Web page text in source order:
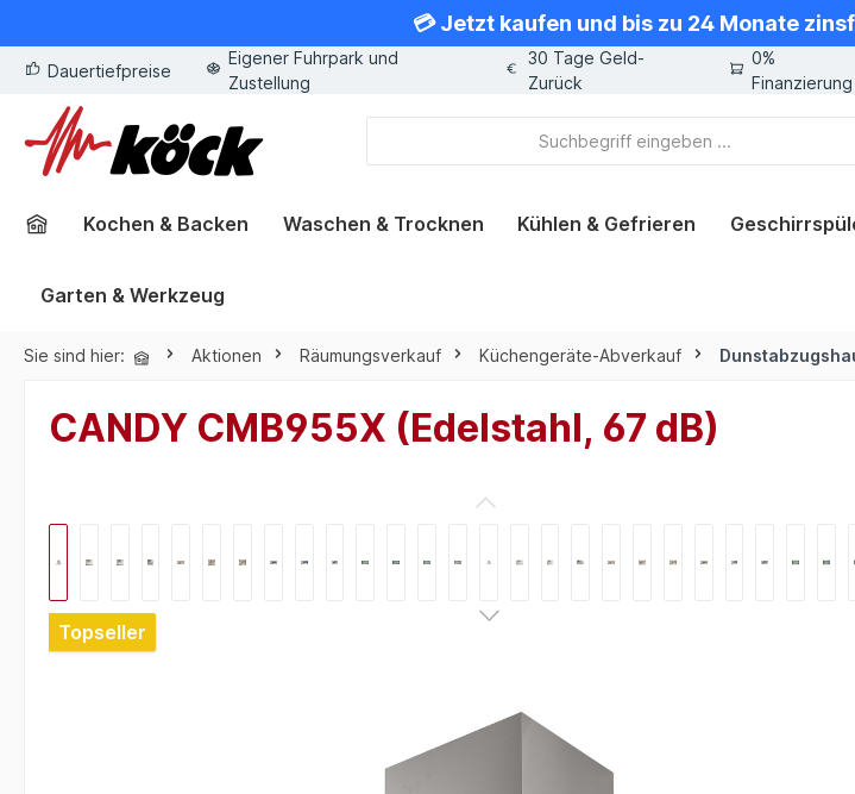
💳 Jetzt kaufen und bis zu 24 Monate
Dauertiefpreise
Eigener Fuhrpark und
Zustellung
30 Tage Geld-
Zurück
0%
Finanzierung
Kochen & Backen Waschen & Trocknen Kühlen & Gefrieren
Garten & Werkzeug
Sie sind hier: Aktionen Räumungsverkauf Küchengeräte-Abverkauf
CANDY CMB955X (Edelstahl, 67 dB)
Topseller